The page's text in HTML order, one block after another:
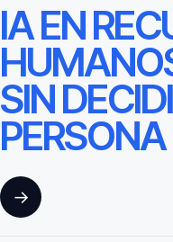
IA EN
SIN
PERSONA
→